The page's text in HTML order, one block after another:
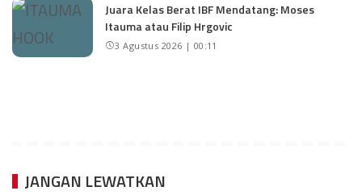
Juara Kelas Berat IBF Mendatang: Moses
Itauma atau Filip Hrgovic
3 Agustus 2026 | 00:11
JANGAN LEWATKAN